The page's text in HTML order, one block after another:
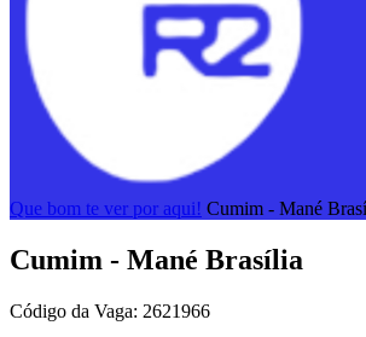
Que bom te ver por aqui! Cumim - Mané
Cumim - Mané Brasília
Código da Vaga: 2621966